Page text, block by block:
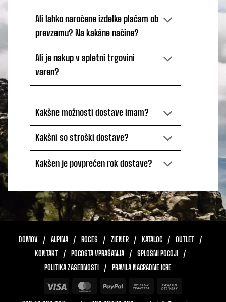
Ali lahko naročene izdelke plačam ob
prevzemu? Na kakšne načine?
Ali je nakup v spletni trgovini
varen?
Kakšne možnosti dostave imam?
Kakšni so stroški dostave?
Kakšen je povprečen rok dostave?
DOMOV ALPINA ROCES ZIENER KATALOG
OUTLET
KONTAKT
POGOSTA VPRAŠANJA
SPLOŠNI POGOJI
POLITIKA ZASEBNOSTI
PRAVILA NAGRADNE IGRE
Visa MasterCardPayPal
Bank